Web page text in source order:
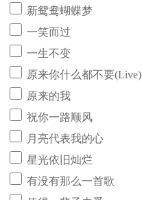
新鸳鸯蝴蝶梦
一笑而过
一生不变
原来你什么都不要(Live)
原来的我
祝你一路顺风
月亮代表我的心
星光依旧灿烂
有没有那么一首歌